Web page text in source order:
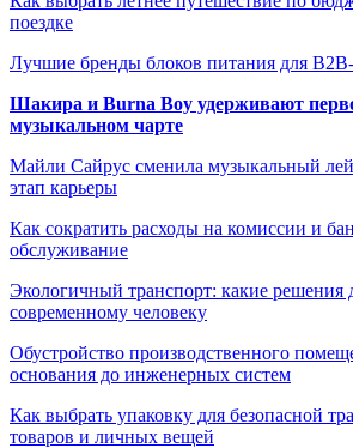
поездке
Лучшие бренды блоков питания для B2B-
Шакира и Burna Boy удерживают
музыкальном чарте
Майли Сайрус сменила музыкальный
этап карьеры
Как сократить расходы на комиссии и
обслуживание
Экологичный транспорт: какие решения
современному человеку
Обустройство производственного
основания до инженерных систем
Как выбрать упаковку для безопасной
товаров и личных вещей